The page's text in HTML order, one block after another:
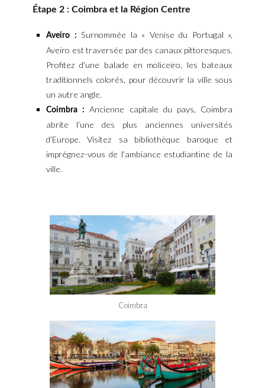
Étape 2 : Coimbra et la Région Centre
Aveiro : Surnommée la « Venise du Portugal »,
Aveiro est traversée par des canaux pittoresques.
Profitez d’une balade en moliceiro, les bateaux
traditionnels colorés, pour découvrir la ville sous
un autre angle.
Coimbra : Ancienne capitale du pays, Coimbra
abrite l’une des plus anciennes universités
d’Europe. Visitez sa bibliothèque baroque et
imprégnez-vous de l’ambiance estudiantine de la
ville.
Coimbra